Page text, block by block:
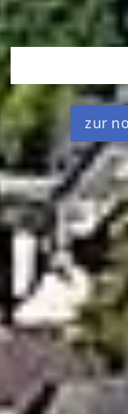
zur